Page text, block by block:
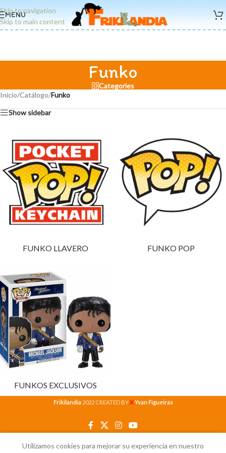
Skip to navigation
Skip to main content
MENU
Funko
Categories
Inicio/Catálogo/Funko
Show sidebar
FUNKO LLAVERO FUNKO POP
FUNKOS EXCLUSIVOS
Frikilandia 2022 CREATED BYXYvan Figueiras
Utilizamos cookies para mejorar su experiencia en nuestro